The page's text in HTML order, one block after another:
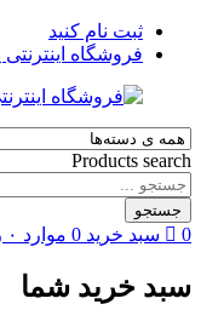
ثبت نام کنید
فروشگاه اینترنتی
Products search
جستجو
0 سبد خرید 0 موارد ۰
سبد خرید شما